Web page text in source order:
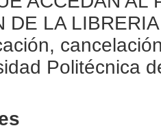
DE LA
Politécnica